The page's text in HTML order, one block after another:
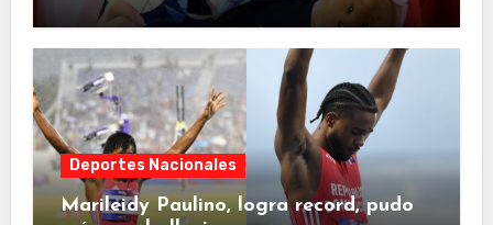
Deportes Nacionales
Marileidy Paulino, logra record, pudo